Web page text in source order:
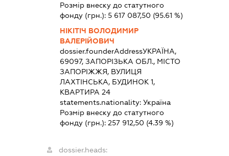
Розмір внеску до статутного
фонду (грн.): 5 617 087,50 (95.61 %)
НІКІТІЧ ВОЛОДИМИР
ВАЛЕРІЙОВИЧ
dossier.founderAddressУКРАЇНА,
69097, ЗАПОРІЗЬКА ОБЛ., МІСТО
ЗАПОРІЖЖЯ, ВУЛИЦЯ
ЛАХТІНСЬКА, БУДИНОК 1,
КВАРТИРА 24
statements.nationality: Україна
Розмір внеску до статутного
фонду (грн.): 257 912,50 (4.39 %)
dossier.heads: